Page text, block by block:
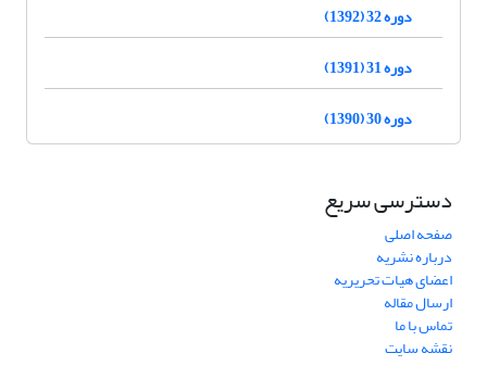
دوره 32 (1392)
دوره 31 (1391)
دوره 30 (1390)
دسترسی سریع
صفحه اصلی
درباره نشریه
اعضای هیات تحریریه
ارسال مقاله
تماس با ما
نقشه سایت